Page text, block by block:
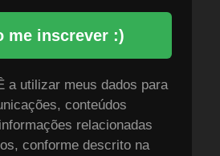
me inscrever :)
a utilizar meus dados para
conteúdos
relacionadas
conforme descrito na